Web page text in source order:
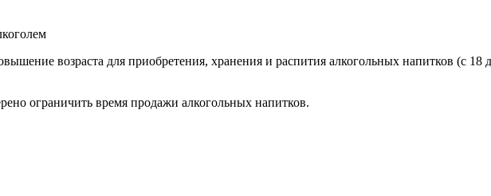
возраста для приобретения, хранения и распития алкогольных напитков (с
ограничить время продажи алкогольных напитков.